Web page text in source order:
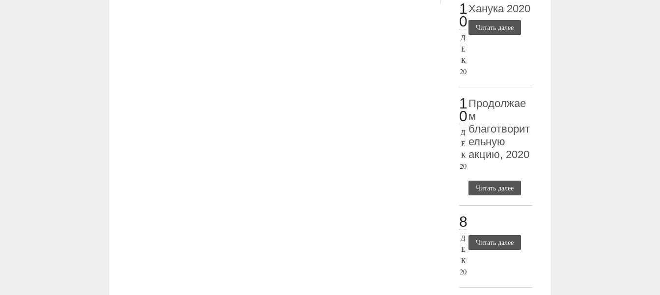
1
0
Д
Е
К
20
Ханука 2020
Читать далее
1
0
Д
Е
К
20
Продолжае
м
благотворит
ельную
акцию, 2020
Читать далее
8
Д
Е
К
20
Читать далее